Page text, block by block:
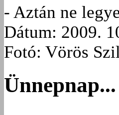
- Aztán ne
Dátum: 2009.
Fotó: Vörös